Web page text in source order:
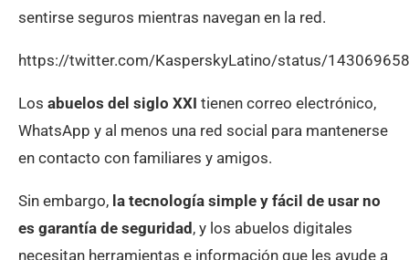
sentirse seguros mientras navegan en la red.
https://twitter.com/KasperskyLatino/status/
Los abuelos del siglo XXI tienen correo electrónico,
WhatsApp y al menos una red social para mantenerse
en contacto con familiares y amigos.
Sin embargo, la tecnología simple y fácil de usar no
es garantía de seguridad , y los abuelos digitales
necesitan herramientas e información que les ayude a